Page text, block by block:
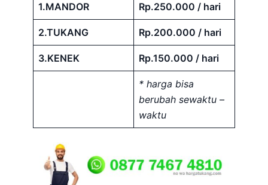
1.MANDOR Rp.250.000 / hari
2.TUKANG Rp.200.000 / hari
3.KENEK Rp.150.000 / hari
* harga bisa
berubah sewaktu –
waktu